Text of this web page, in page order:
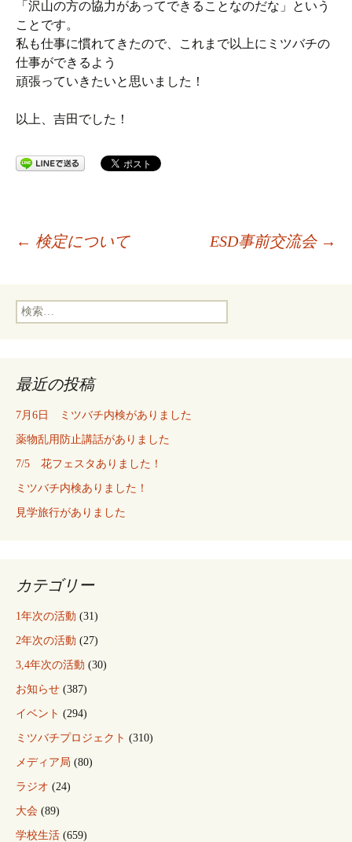
「沢山の方の協力があってできることなのだな」という
ことです。
私も仕事に慣れてきたので、これまで以上にミツバチの
仕事ができるよう
頑張っていきたいと思いました！
以上、吉田でした！
投
稿
ビ
ゲ
ー
ョ
ン
← 検定について ESD事前交流会 →
検
索:
最近の投稿
7月6日 ミツバチ内検がありました
薬物乱用防止講話がありました
7/5 花フェスタありました！
ミツバチ内検ありました！
見学旅行がありました
カテゴリー
1年次の活動 (31)
2年次の活動 (27)
3,4年次の活動 (30)
お知らせ (387)
イベント (294)
ミツバチプロジェクト (310)
メディア局 (80)
ラジオ (24)
大会 (89)
学校生活 (659)